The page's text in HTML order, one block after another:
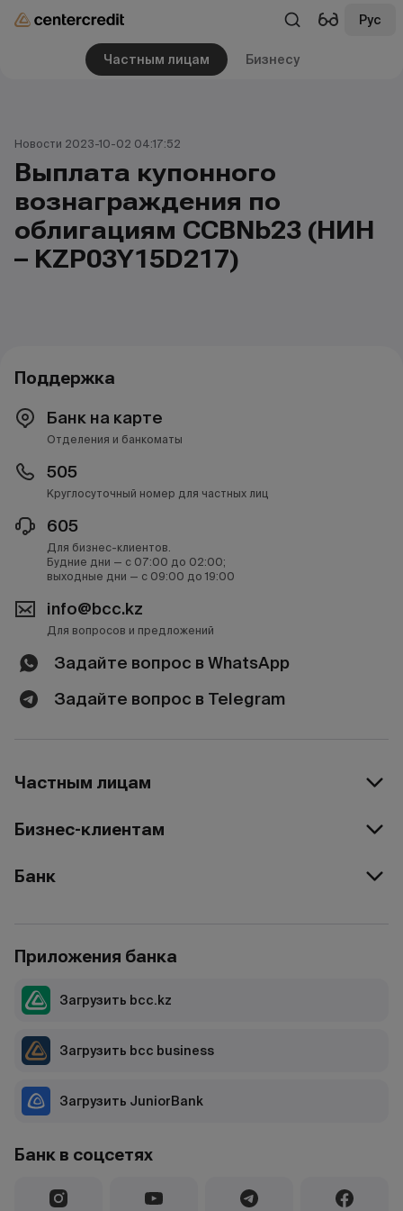
Рус
Частным лицам Бизнесу
Новости 2023-10-02 04:17:52
Выплата купонного
вознаграждения по
облигациям CCBNb23 (НИН
– KZP03Y15D217)
Поддержка
Банк на карте
Отделения и банкоматы
505
Круглосуточный номер для частных лиц
605
Для бизнес-клиентов.
Будние дни — с 07:00 до 02:00;
выходные дни — с 09:00 до 19:00
info@bcc.kz
Для вопросов и предложений
Задайте вопрос в WhatsApp
Задайте вопрос в Telegram
Частным лицам
Бизнес-клиентам
Банк
Банк в соцсетях
Приложения банка
Загрузить bcc.kz
Загрузить bcc business
Загрузить JuniorBank